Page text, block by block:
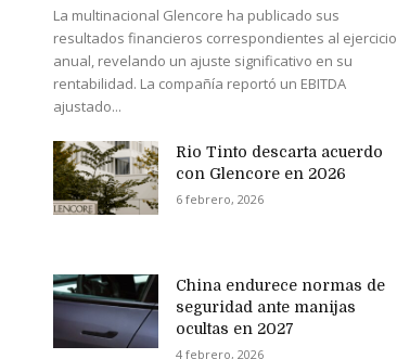
La multinacional Glencore ha publicado sus
resultados financieros correspondientes al ejercicio
anual, revelando un ajuste significativo en su
rentabilidad. La compañía reportó un EBITDA
ajustado...
Rio Tinto descarta acuerdo
con Glencore en 2026
6 febrero, 2026
China endurece normas de
seguridad ante manijas
ocultas en 2027
4 febrero, 2026